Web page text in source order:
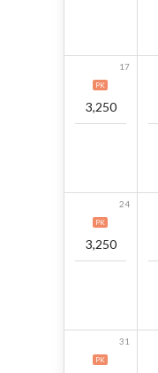
17
PK
3,250
24
PK
3,250
31
PK